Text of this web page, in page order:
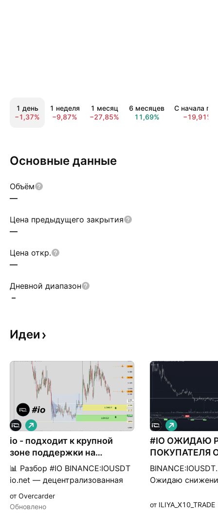
1 день
−1,37%
1 неделя
−9,87%
1 месяц
−27,85%
6 месяцев
11,69%
С начала
−19,91%
Основные данные
Объём
—
Цена предыдущего закрытия
—
Цена откр.
—
Дневной диапазон
–
Идеи
io - подходит к крупной
зоне поддержки на
дневном ТФ
📊 Разбор #IO BINANCE:IOUSDT
io.net — децентрализованная
вычислительная сеть,
объединяющая
Д
л
и
н
я
от Overcarder
Обновлено
#IO ОЖИДАЮ
ПОКУПАТЕЛЯ
НИЖЕ. ОБЗОР
Ожидаю
присматривать
Д
л
и
н
н
а
я
от ILIYA_X10_TRADE